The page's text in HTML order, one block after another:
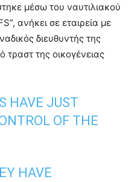
μέσω του ναυτιλιακού
ανήκει σε εταιρεία με
διευθυντής της
τραστ της οικογένειας
HAVE JUST
OF THE
HAVE